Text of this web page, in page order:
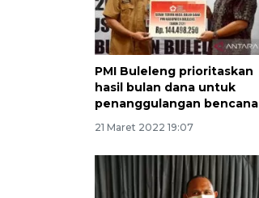
PMI Buleleng prioritaskan
hasil bulan dana untuk
penanggulangan bencana
21 Maret 2022 19:07